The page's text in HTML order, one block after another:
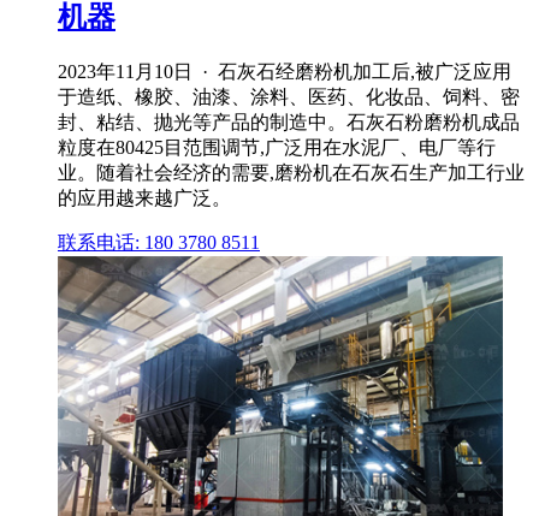
机器
2023年11月10日 · 石灰石经磨粉机加工后,被广泛应用
于造纸、橡胶、油漆、涂料、医药、化妆品、饲料、密
封、粘结、抛光等产品的制造中。石灰石粉磨粉机成品
粒度在80425目范围调节,广泛用在水泥厂、电厂等行
业。随着社会经济的需要,磨粉机在石灰石生产加工行业
的应用越来越广泛。
联系电话: 180 3780 8511